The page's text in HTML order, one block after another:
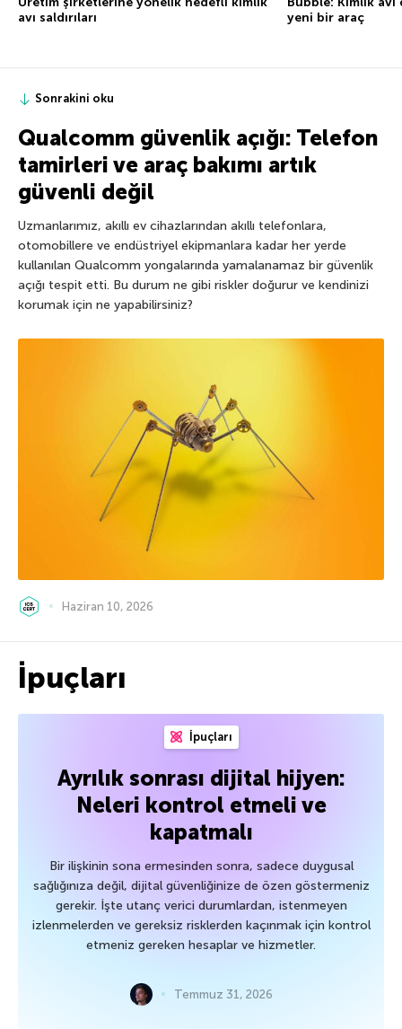
avı saldırıları
yeni bir araç
Sonrakini oku
Qualcomm güvenlik açığı: Telefon
tamirleri ve araç bakımı artık
güvenli değil
Uzmanlarımız, akıllı ev cihazlarından akıllı telefonlara,
otomobillere ve endüstriyel ekipmanlara kadar her yerde
kullanılan Qualcomm yongalarında yamalanamaz bir güvenlik
açığı tespit etti. Bu durum ne gibi riskler doğurur ve kendinizi
korumak için ne yapabilirsiniz?
Haziran 10, 2026
İpuçları
İpuçları
Ayrılık sonrası dijital hijyen:
Neleri kontrol etmeli ve
kapatmalı
Bir ilişkinin sona ermesinden sonra, sadece duygusal
sağlığınıza değil, dijital güvenliğinize de özen göstermeniz
gerekir. İşte utanç verici durumlardan, istenmeyen
izlenmelerden ve gereksiz risklerden kaçınmak için kontrol
etmeniz gereken hesaplar ve hizmetler.
Temmuz 31, 2026